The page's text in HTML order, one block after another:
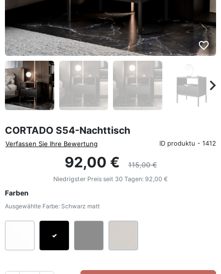
favorite_border
Zurück
CORTADO S54-Nachttisch
Verfassen Sie Ihre Bewertung ID produktu - 1412
92,00 € 115,00 €
Niedrigster Preis seit 30 Tagen: 92,00 €
Farben
Ausgewählte Farbe: Schwarz matt
Weiß Schwarz matt